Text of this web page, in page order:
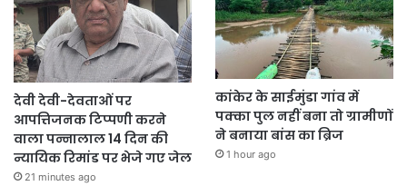
देवी देवी-देवताओं पर
आपत्तिजनक टिप्पणी करने
वाला पन्नालाल 14 दिन की
न्यायिक रिमांड पर भेजे गए जेल
21 minutes ago
कांकेर के साईमुंडा गांव में
पक्का पुल नहीं बना तो ग्रामीणों
ने बनाया बांस का ब्रिज
1 hour ago